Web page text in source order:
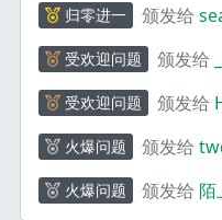
归零进一 颁发给
受欢迎问题 颁发给
受欢迎问题 颁发给
火爆问题 颁发给
火爆问题 颁发给 陌